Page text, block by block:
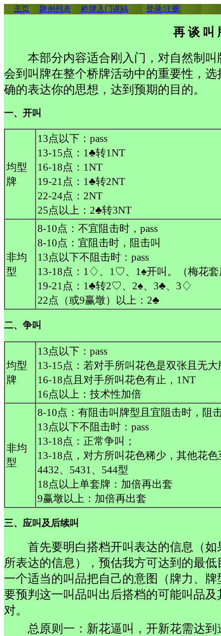
主页 牌例列表 桥牌入门讲稿 登录/注册
再 谈 叫
本部分内容适合刚入门，对自然制
会到叫牌在整个桥牌活动中的重要性，
确的表达你的思想，达到预期的目的。
一、开叫
均型
牌
13点以下：pass
13-15点：1♣转1NT
16-18点：1NT
19-21点：1♣转2NT
22-24点：2NT
25点以上：2♣转3NT
非均
型
8-10点：不宜阻击时，pass
8-10点：宜阻击时，阻击叫
13点以下不阻击时：pass
13-18点：1♢、1♡、1♠开叫。（梅花
19-21点：1♣转2♡、2♠、3♣、3♢
22点（或9赢墩）以上：2♣
二、争叫
均型
牌
13点以下：pass
13-15点：若对手所叫花色是双张且无
16-18点且对手所叫花色有止，1NT
16点以上：技术性加倍
非均
型
8-10点：有阻击叫牌型且宜阻击时，阻
13点以下不阻击时：pass
13-18点：正常争叫；
13-18点，对方所叫花色稀少，其他花
4432、5431、544型
18点以上单套牌：加倍再出套
9赢墩以上：加倍再出套
三、应叫及后续叫
首先要明白搭档开叫表达的信息（
所表达的信息），预估我方可达到的最
一个适当的叫品把自己的意图（牌力、
要预判这一叫品叫出后搭档的可能叫品
对。
总原则一：新花逼叫，开新花需达